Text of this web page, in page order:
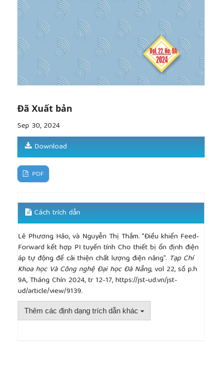
Engineering: Theory & Application, vol. 1, no. 3, pp.
165-173, 2010.
[7]M Ibanez ,F. M Joshua Eletu J. M. Echeve
“Input Voltage Feedforward Control Technique for
DC/DC Converters to Avoid Instability in DC Grids
February 2021, IEEE Journal of Emerging and
Selected Topics in Power Electronics, vol. 99, no. 6,
pp. 234-241, 2021.
Output Linearization and PI controllers for AC–AC
matrix converter based Dynamic Voltage Restorers
with Flywheel Energy Storage: a comparison”,
Electric Power Systems,vol. 169, no.8, pp. 214-228,
April 2019.
Đã Xuất bản
Sep 30, 2024
Download
PDF
Cách trích dẫn
Lê Phương Hảo, và Nguyễn Thị Thắm. “Điều khiển Feed-
Forward kết hợp PI tuyến tính Cho thiết bị ổn định điện
áp tự động để cải thiện chất lượng điện năng”. Tạp Chí
Khoa học Và Công nghệ Đại học Đà Nẵng, vol 22, số p.h
9A, Tháng Chín 2024, tr 12-17, https://jst-ud.vn/jst-
ud/article/view/9139.
Thêm các định dạng trích dẫn khác